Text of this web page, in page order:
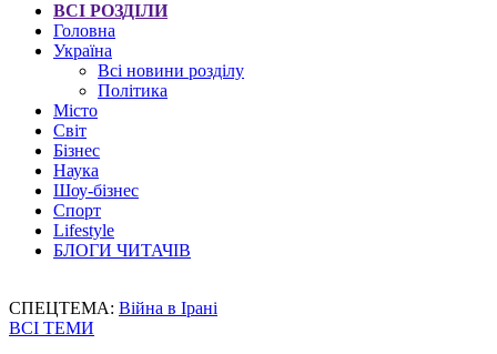
ВСІ РОЗДІЛИ
Головна
Україна
Всі новини розділу
Політика
Місто
Світ
Бізнес
Наука
Шоу-бізнес
Спорт
Lifestyle
БЛОГИ ЧИТАЧІВ
СПЕЦТЕМА: Війна в Ірані
ВСІ ТЕМИ